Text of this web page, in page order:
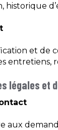
historique
et de
entretiens,
légales et
aux